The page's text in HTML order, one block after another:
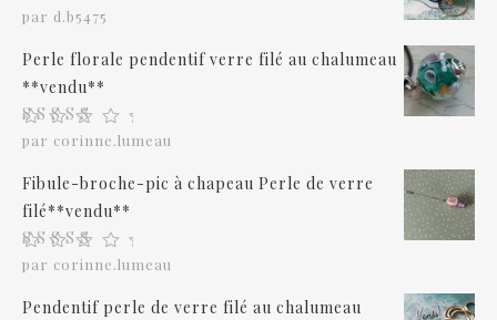
Note 5sur 5
par d.b5475
Perle florale pendentif verre filé au chalumeau
**vendu**
Note5sur 5
par corinne.lumeau
Fibule-broche-pic à chapeau Perle de verre
filé**vendu**
Note5sur 5
par corinne.lumeau
Pendentif perle de verre filé au chalumeau